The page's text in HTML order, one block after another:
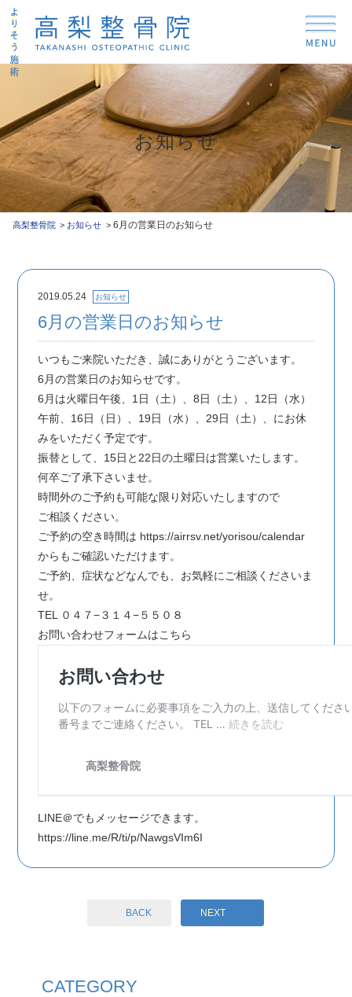
お知らせ
高梨整骨院 お知らせ 6月の営業日のお知らせ
2019.05.24 お知らせ
6月の営業日のお知らせ
いつもご来院いただき、誠にありがとうございます。
6月の営業日のお知らせです。
6月は火曜日午後、1日（土）、8日（土）、12日（水）
午前、16日（日）、19日（水）、29日（土）、にお休
みをいただく予定です。
振替として、15日と22日の土曜日は営業いたします。
何卒ご了承下さいませ。
時間外のご予約も可能な限り対応いたしますので
ご相談ください。
ご予約の空き時間は https://airrsv.net/yorisou/calendar
からもご確認いただけます。
ご予約、症状などなんでも、お気軽にご相談くださいま
せ。
TEL ０４７−３１４−５５０８
お問い合わせフォームはこちら
LINE＠でもメッセージできます。
https://line.me/R/ti/p/NawgsVIm6I
BACK NEXT
CATEGORY